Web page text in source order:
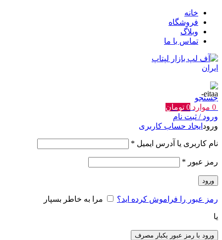
خانه
فروشگاه
وبلاگ
تماس با ما
جستجو
0 موارد 0 تومان
ورود / ثبت نام
ورود ایجاد حساب کاربری
نام کاربری یا آدرس ایمیل *
رمز عبور *
ورود
رمز عبور را فراموش کرده اید؟ مرا به خاطر بسپار
یا
ورود با رمز عبور یکبار مصرف